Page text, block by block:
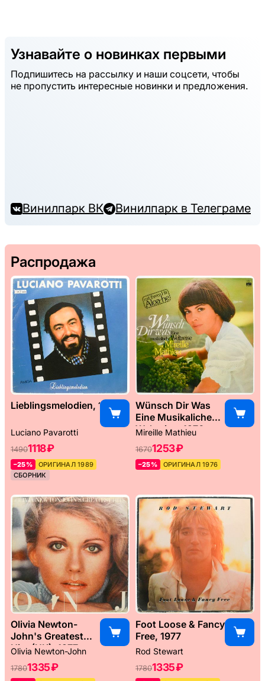
Узнавайте о новинках первыми
Подпишитесь на рассылку и наши соцсети, чтобы
не пропустить интересные новинки и предложения.
Винилпарк ВК Винилпарк в Телеграме
Распродажа
Lieblingsmelodien, 1989
Luciano Pavarotti
14901118 ₽
–25%
ОРИГИНАЛ 1989
СБОРНИК
Wünsch Dir Was
Eine Musikaliche
Weltreise, 1976
Mireille Mathieu
16701253 ₽
–25% ОРИГИНАЛ 1976
Olivia Newton-
John's Greatest
Hits (UK), 1977
Olivia Newton-John
17801335 ₽
Foot Loose & Fancy
Free, 1977
Rod Stewart
17801335 ₽